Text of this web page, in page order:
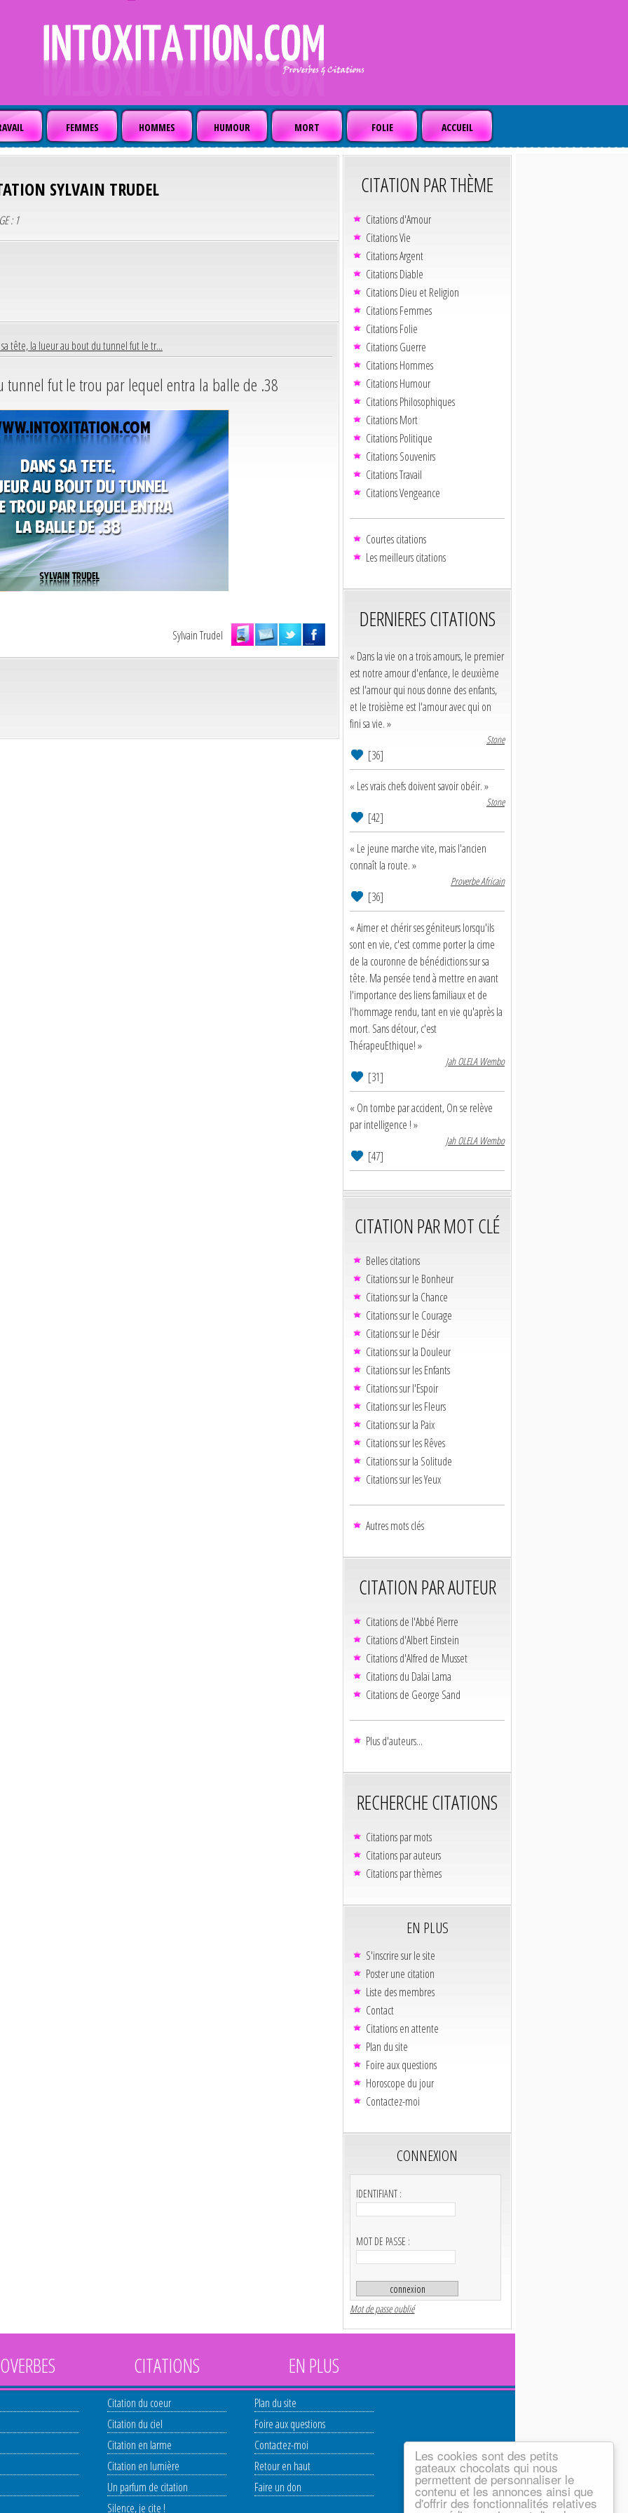
Les cookies sont des petits
gateaux chocolats qui nous
permettent de personnaliser le
contenu et les annonces ainsi que
d'offrir des fonctionnalités relatives
FEMMES HOMMES HUMOUR MORT FOLIE ACCUEIL
SYLVAIN TRUDEL
: 1
sa tête, la lueur au bout du tunnel fut le tr...
tunnel fut le trou par lequel entra la balle de .38
Sylvain Trudel
CITATION PAR THÈME
Citations d'Amour
Citations Vie
Citations Argent
Citations Diable
Citations Dieu et Religion
Citations Femmes
Citations Folie
Citations Guerre
Citations Hommes
Citations Humour
Citations Philosophiques
Citations Mort
Citations Politique
Citations Souvenirs
Citations Travail
Citations Vengeance
Courtes citations
Les meilleurs citations
DERNIERES CITATIONS
« Dans la vie on a trois amours, le premier
est notre amour d'enfance, le deuxième
est l'amour qui nous donne des enfants,
et le troisième est l'amour avec qui on
fini sa vie. »
Stone
[36]
« Les vrais chefs doivent savoir obéir. »
Stone
[42]
« Le jeune marche vite, mais l'ancien
connaît la route. »
Proverbe Africain
[36]
« Aimer et chérir ses géniteurs lorsqu'ils
sont en vie, c'est comme porter la cime
de la couronne de bénédictions sur sa
tête. Ma pensée tend à mettre en avant
l'importance des liens familiaux et de
l'hommage rendu, tant en vie qu'après la
mort. Sans détour, c'est
ThérapeuEthique! »
Jah OLELA Wembo
[31]
« On tombe par accident, On se relève
par intelligence ! »
Jah OLELA Wembo
[47]
CITATION PAR MOT CLÉ
Belles citations
Citations sur le Bonheur
Citations sur la Chance
Citations sur le Courage
Citations sur le Désir
Citations sur la Douleur
Citations sur les Enfants
Citations sur l'Espoir
Citations sur les Fleurs
Citations sur la Paix
Citations sur les Rêves
Citations sur la Solitude
Citations sur les Yeux
Autres mots clés
CITATION PAR AUTEUR
Citations de l'Abbé Pierre
Citations d'Albert Einstein
Citations d'Alfred de Musset
Citations du Dalaï Lama
Citations de George Sand
Plus d'auteurs...
RECHERCHE CITATIONS
Citations par mots
Citations par auteurs
Citations par thèmes
EN PLUS
S'inscrire sur le site
Poster une citation
Liste des membres
Contact
Citations en attente
Plan du site
Foire aux questions
Horoscope du jour
Contactez-moi
CONNEXION
IDENTIFIANT :
MOT DE PASSE :
Mot de passe oublié
CITATIONS
Citation du coeur
Citation du ciel
Citation en larme
Citation en lumière
Un parfum de citation
Silence, je cite !
EN PLUS
Plan du site
Foire aux questions
Contactez-moi
Retour en haut
Faire un don